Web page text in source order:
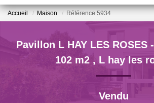
ESTIMER
L'AGENCE
Accueil Maison Référence 5934
Pavillon L HAY LES ROSES
102 m2 , L hay les
Vendu